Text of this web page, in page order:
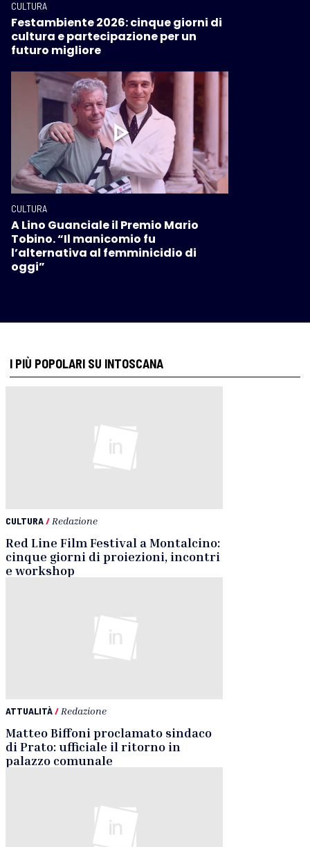
CULTURA
Festambiente 2026: cinque giorni di
cultura e partecipazione per un
futuro migliore
CULTURA
A Lino Guanciale il Premio Mario
Tobino. “Il manicomio fu
l’alternativa al femminicidio di
oggi”
I PIÙ POPOLARI SU INTOSCANA
CULTURA/ Redazione
Red Line Film Festival a Montalcino:
cinque giorni di proiezioni, incontri
e workshop
ATTUALITÀ/ Redazione
Matteo Biffoni proclamato sindaco
di Prato: ufficiale il ritorno in
palazzo comunale